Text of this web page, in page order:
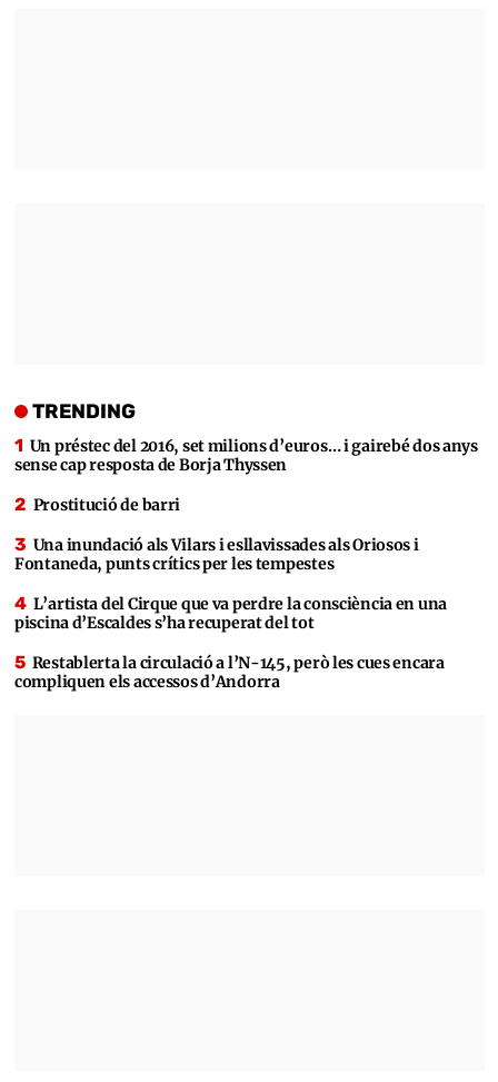
TRENDING
Un préstec del 2016, set milions d’euros… i gairebé dos anys
sense cap resposta de Borja Thyssen
Prostitució de barri
Una inundació als Vilars i esllavissades als Oriosos i
Fontaneda, punts crítics per les tempestes
L’artista del Cirque que va perdre la consciència en una
piscina d’Escaldes s’ha recuperat del tot
Restablerta la circulació a l’N-145, però les cues encara
compliquen els accessos d’Andorra